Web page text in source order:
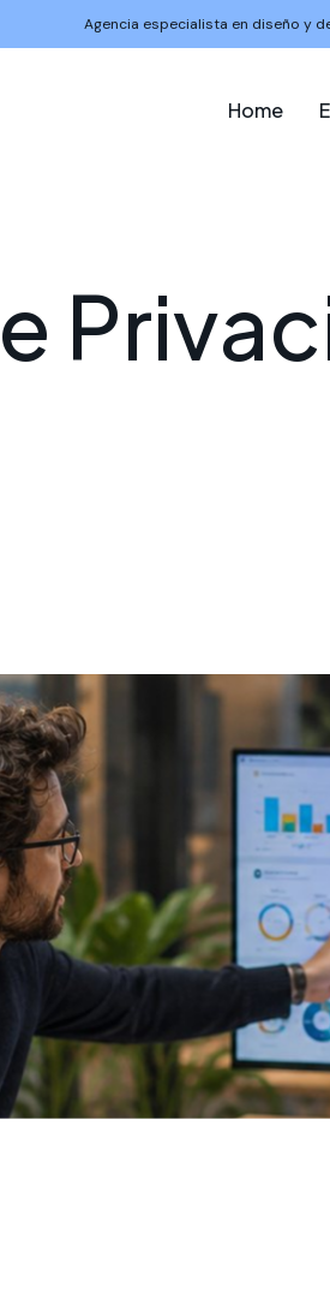
Agencia especialista en diseño y
Home
e Privac